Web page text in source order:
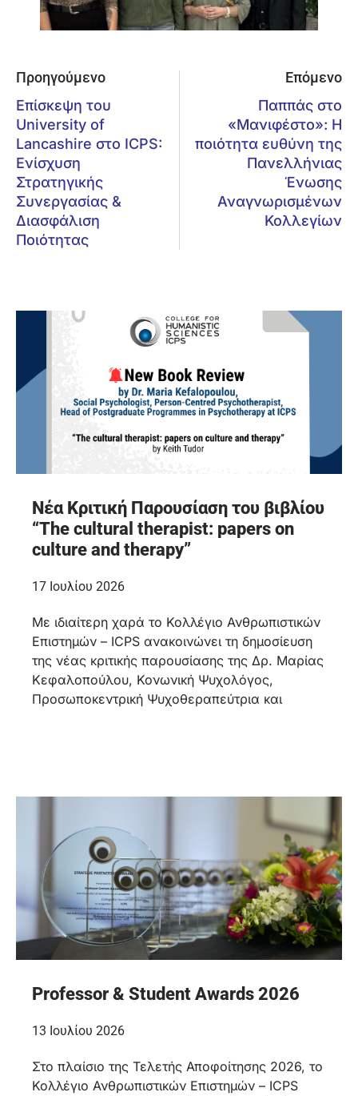
Προηγούμενο
Επίσκεψη του
University of
Lancashire στο ICPS:
Ενίσχυση
Στρατηγικής
Συνεργασίας &
Διασφάλιση
Ποιότητας
Επόμενο
Παππάς στο
«Μανιφέστο»: Η
ποιότητα ευθύνη της
Πανελλήνιας
Ένωσης
Αναγνωρισμένων
Κολλεγίων
Νέα Κριτική Παρουσίαση του βιβλίου
“The cultural therapist: papers on
culture and therapy”
17 Ιουλίου 2026
Με ιδιαίτερη χαρά το Κολλέγιο Ανθρωπιστικών
Επιστημών – ICPS ανακοινώνει τη δημοσίευση
της νέας κριτικής παρουσίασης της Δρ. Μαρίας
Κεφαλοπούλου, Κονωνική Ψυχολόγος,
Προσωποκεντρική Ψυχοθεραπεύτρια και
Professor & Student Awards 2026
13 Ιουλίου 2026
Στο πλαίσιο της Τελετής Αποφοίτησης 2026, το
Κολλέγιο Ανθρωπιστικών Επιστημών – ICPS